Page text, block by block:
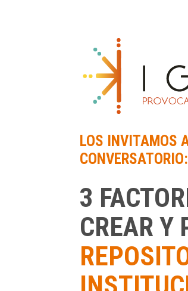
LOS INVITAMOS
CONVERSATORIO:
3
CREAR Y